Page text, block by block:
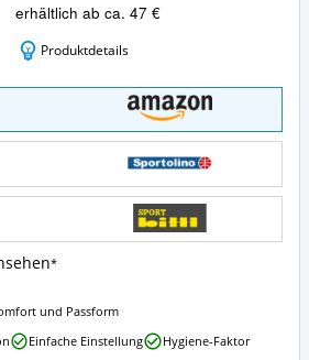
erhältlich ab ca. 47 €
Produktdetails
und Passform
Einfache Einstellung Hygiene-Faktor